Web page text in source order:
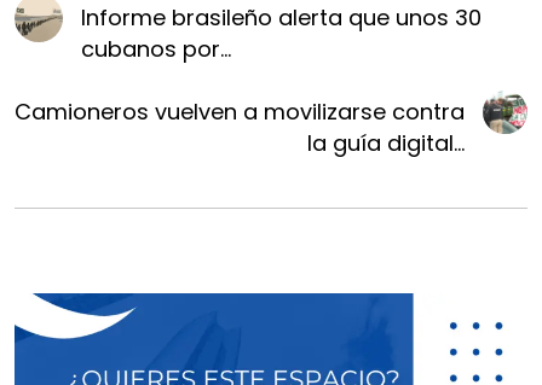
Informe brasileño alerta que unos 30
cubanos por...
Camioneros vuelven a movilizarse contra
la guía digital...